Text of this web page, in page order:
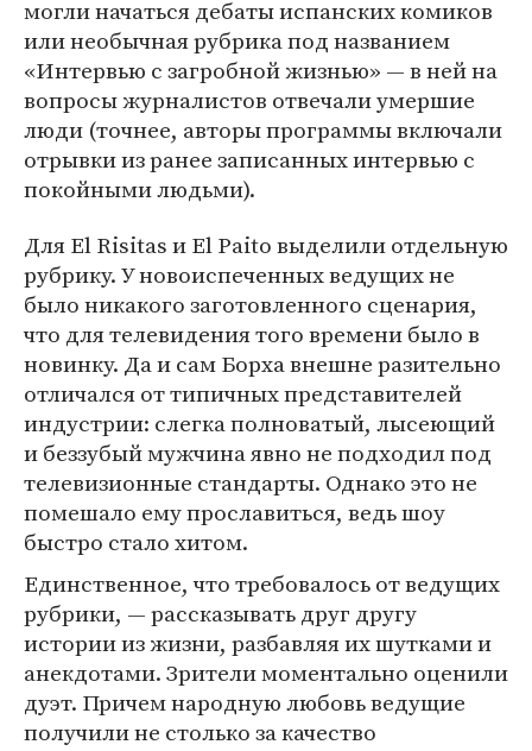
могли начаться дебаты испанских комиков
или необычная рубрика под названием
«Интервью с загробной жизнью» — в ней на
вопросы журналистов отвечали умершие
люди (точнее, авторы программы включали
отрывки из ранее записанных интервью с
покойными людьми).
Для El Risitas и El Paito выделили отдельную
рубрику. У новоиспеченных ведущих не
было никакого заготовленного сценария,
что для телевидения того времени было в
новинку. Да и сам Борха внешне разительно
отличался от типичных представителей
индустрии: слегка полноватый, лысеющий
и беззубый мужчина явно не подходил под
телевизионные стандарты. Однако это не
помешало ему прославиться, ведь шоу
быстро стало хитом.
Единственное, что требовалось от ведущих
рубрики, — рассказывать друг другу
истории из жизни, разбавляя их шутками и
анекдотами. Зрители моментально оценили
дуэт. Причем народную любовь ведущие
получили не столько за качество